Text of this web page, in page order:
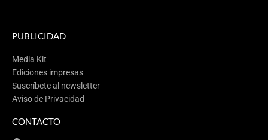
PUBLICIDAD
Media Kit
Ediciones impresas
Suscríbete al newsletter
Aviso de Privacidad
CONTACTO